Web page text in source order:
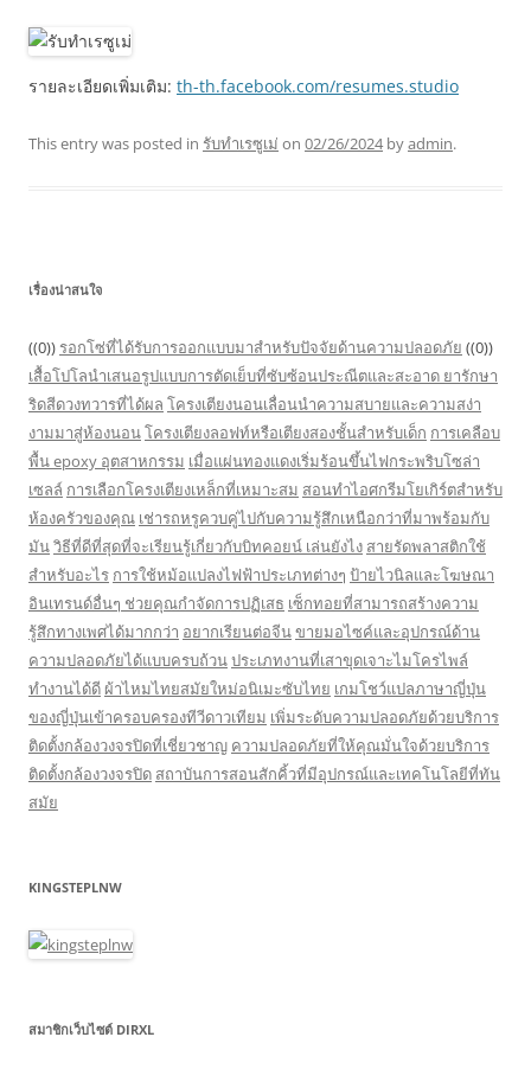
รายละเอียดเพิ่มเติม: th-th.facebook.com/resumes.studio
This entry was posted in รับทำเรซูเม่ on 02/26/2024byadmin.
เรื่องน่าสนใจ
((0)) รอกโซ่ที่ได้รับการออกแบบมาสำหรับปัจจัยด้านความปลอดภัย ((0))
เสื้อโปโลนำเสนอรูปแบบการตัดเย็บที่ซับซ้อนประณีตและสะอาด ยารักษา
ริดสีดวงทวารที่ได้ผล โครงเตียงนอนเลื่อนนำความสบายและความสง่า
งามมาสู่ห้องนอนโครงเตียงลอฟท์หรือเตียงสองชั้นสำหรับเด็ก การเคลือบ
พื้น epoxy อุตสาหกรรม เมื่อแผ่นทองแดงเริ่มร้อนขึ้นไฟกระพริบโซล่า
เซลล์ การเลือกโครงเตียงเหล็กที่เหมาะสม สอนทำไอศกรีมโยเกิร์ตสำหรับ
ห้องครัวของคุณ เช่ารถหรูควบคู่ไปกับความรู้สึกเหนือกว่าที่มาพร้อมกับ
มันวิธีที่ดีที่สุดที่จะเรียนรู้เกี่ยวกับบิทคอยน์ เล่นยังไง สายรัดพลาสติกใช้
สำหรับอะไร การใช้หม้อแปลงไฟฟ้าประเภทต่างๆ ป้ายไวนิลและโฆษณา
อินเทรนด์อื่นๆ ช่วยคุณกำจัดการปฏิเสธ เซ็กทอยที่สามารถสร้างความ
รู้สึกทางเพศได้มากกว่า อยากเรียนต่อจีนขายมอไซค์และอุปกรณ์ด้าน
ความปลอดภัยได้แบบครบถ้วนประเภทงานที่เสาขุดเจาะไมโครไพล์
ทำงานได้ดี ผ้าไหมไทยสมัยใหม่อนิเมะซับไทย เกมโชว์แปลภาษาญี่ปุ่น
ของญี่ปุ่นเข้าครอบครองทีวีดาวเทียม เพิ่มระดับความปลอดภัยด้วยบริการ
ติดตั้งกล้องวงจรปิดที่เชี่ยวชาญ ความปลอดภัยที่ให้คุณมั่นใจด้วยบริการ
ติดตั้งกล้องวงจรปิด สถาบันการสอนสักคิ้วที่มีอุปกรณ์และเทคโนโลยีที่ทัน
สมัย
KINGSTEPLNW
สมาชิกเว็บไซต์ DIRXL